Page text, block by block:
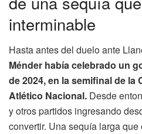
interminable
Hasta antes del duelo ante
Ménder había celebrado un
de 2024, en la semifinal de la
Atlético Nacional. Desde
y otros partidos ingresando
convertir. Una sequía larga